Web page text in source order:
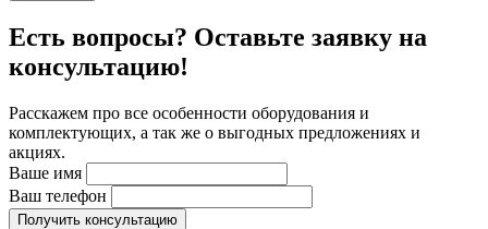
Есть вопросы? Оставьте заявку на
консультацию!
Расскажем про все особенности оборудования и
комплектующих, а так же о выгодных предложениях и
акциях.
Ваше имя
Ваш телефон
Получить консультацию